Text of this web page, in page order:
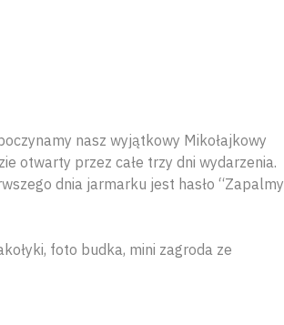
nasz wyjątkowy Mikołajkowy
otwarty przez całe trzy dni wydarzenia.
dnia jarmarku jest hasło “Zapalmy
foto budka, mini zagroda ze